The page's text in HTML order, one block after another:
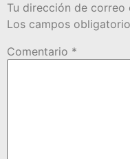
Tu dirección de
Los campos
Comentario *